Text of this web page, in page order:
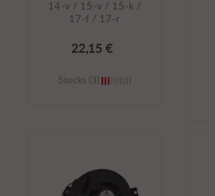
14-v / 15-v / 15-k /
17-f / 17-r
22,15 €
Stocks (3)